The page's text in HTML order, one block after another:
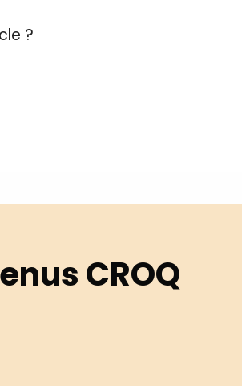
?
CROQ